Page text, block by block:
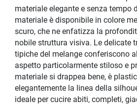
materiale elegante e senza tempo
materiale è disponibile in colore
scuro, che ne enfatizza la
nobile struttura visiva. Le delicate
tipiche del melange conferiscono
aspetto particolarmente stiloso e
materiale si drappea bene, è
elegantemente la linea della
ideale per cucire abiti, completi,